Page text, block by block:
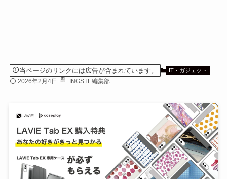
当ページのリンクには広告が含まれています。 IT・ガジェット
2026年2月4日 INGSTE編集部